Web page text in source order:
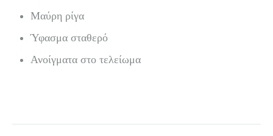
Μαύρη ρίγα
Ύφασμα σταθερό
Ανοίγματα στο τελείωμα